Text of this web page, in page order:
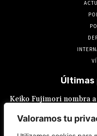
Valoramos tu
Últimas
Keiko Fujimori nombra
encargada: es Hilda